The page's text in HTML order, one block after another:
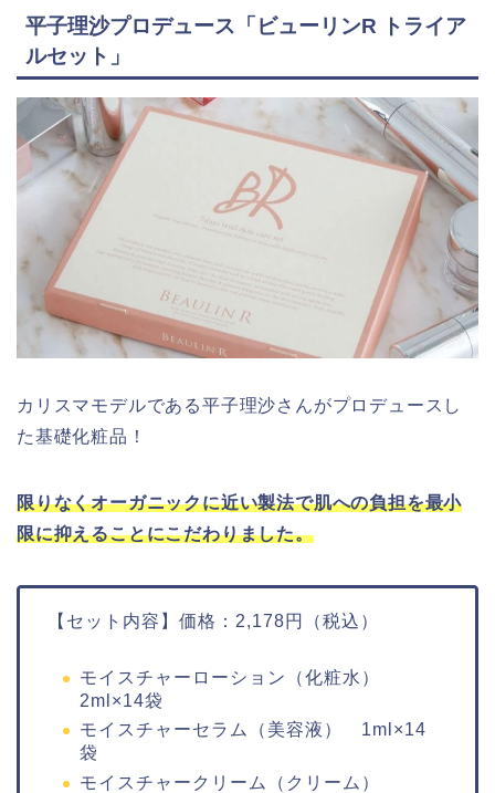
平子理沙プロデュース「ビューリンR トライア
ルセット」
カリスマモデルである平子理沙さんがプロデュースし
た基礎化粧品！
限りなくオーガニックに近い製法で肌への負担を最小
限に抑えることにこだわりました。
【セット内容】価格：2,178円（税込）
モイスチャーローション（化粧水）
2ml×14袋
モイスチャーセラム（美容液） 1ml×14
袋
モイスチャークリーム（クリーム）